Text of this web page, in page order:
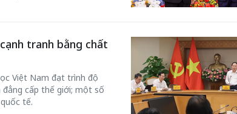
tranh bằng chất
Việt Nam đạt trình độ
cấp thế giới; một số
tế.